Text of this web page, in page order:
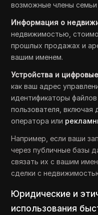
возможные члены
Информация о
недвижимостью,
прошлых продажах и
вашим именем.
Устройства и
как ваш адрес
идентификаторы
пользователя, включая
оператора или
Например, если ваши
через публичные базы
связать их с вашим
сделки с
Юридические и
использования